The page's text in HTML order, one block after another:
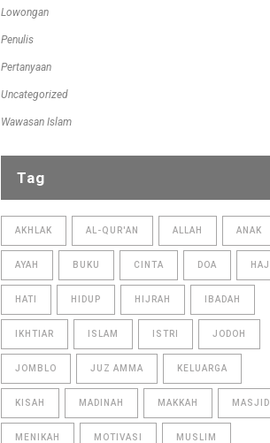
Lowongan
Penulis
Pertanyaan
Uncategorized
Wawasan Islam
Tag
AKHLAK AL-QUR'AN ALLAH ANAK
AYAH BUKU CINTA DOA HAJI
HATI HIDUP HIJRAH IBADAH
IKHTIAR ISLAM ISTRI JODOH
JOMBLO JUZ AMMA KELUARGA
KISAH MADINAH MAKKAH MASJID
MENIKAH MOTIVASI MUSLIM